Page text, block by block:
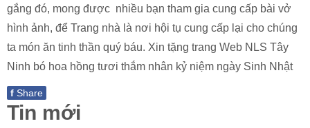
gắng đó, mong được nhiều bạn tham gia cung cấp bài vở
hình ảnh, để Trang nhà là nơi hội tụ cung cấp lại cho chúng
ta món ăn tinh thần quý báu. Xin tặng trang Web NLS Tây
Ninh bó hoa hồng tươi thắm nhân kỷ niệm ngày Sinh Nhật
f Share
Tin mới